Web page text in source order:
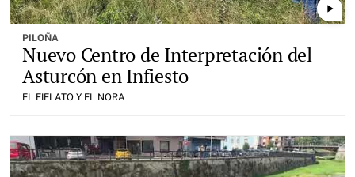
play_arrow
PILOÑA
Nuevo Centro de Interpretación del
Asturcón en Infiesto
EL FIELATO Y EL NORA